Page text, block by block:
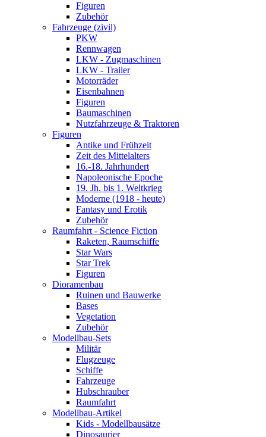
Figuren
Zubehör
Fahrzeuge (zivil)
PKW
Rennwagen
LKW - Zugmaschinen
LKW - Trailer
Motorräder
Eisenbahnen
Figuren
Baumaschinen
Nutzfahrzeuge & Traktoren
Figuren
Antike und Frühzeit
Zeit des Mittelalters
16.-18. Jahrhundert
Napoleonische Epoche
19. Jh. bis 1. Weltkrieg
Moderne (1918 - heute)
Fantasy und Erotik
Zubehör
Raumfahrt - Science Fiction
Raketen, Raumschiffe
Star Wars
Star Trek
Figuren
Dioramenbau
Ruinen und Bauwerke
Bases
Vegetation
Zubehör
Modellbau-Sets
Militär
Flugzeuge
Schiffe
Fahrzeuge
Hubschrauber
Raumfahrt
Modellbau-Artikel
Kids - Modellbausätze
Dinosaurier